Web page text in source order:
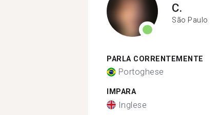
C.
São Paulo
PARLA CORRENTEMENTE
Portoghese
IMPARA
Inglese